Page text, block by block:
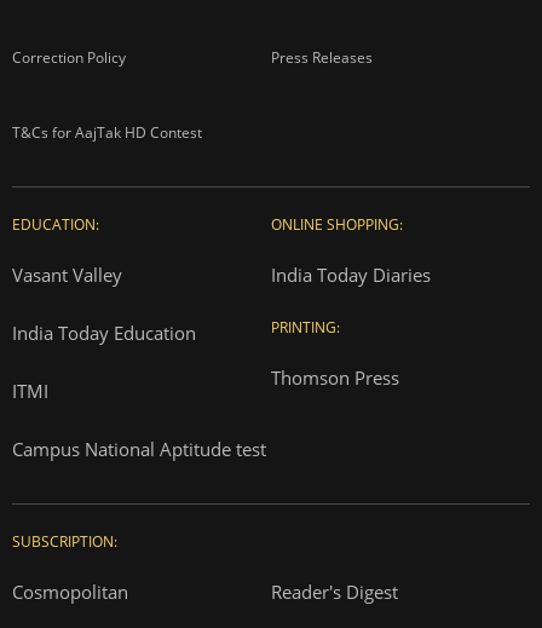
Correction Policy Press Releases
T&Cs for AajTak HD Contest
EDUCATION:
Vasant Valley
India Today Education
ITMI
Campus National Aptitude test
ONLINE SHOPPING:
India Today Diaries
PRINTING:
Thomson Press
SUBSCRIPTION:
Cosmopolitan Reader's Digest